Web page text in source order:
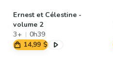
Ernest et Célestine -
volume 2
3+
0h39
14,99 $